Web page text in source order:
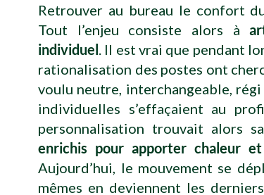
Retrouver au bureau le confort
Tout l’enjeu consiste alors à
individuel . Il est vrai que pendant
rationalisation des postes ont
voulu neutre, interchangeable,
individuelles s’effaçaient au
personnalisation trouvait alors
enrichis pour apporter chaleur
Aujourd’hui, le mouvement se
mêmes en deviennent les